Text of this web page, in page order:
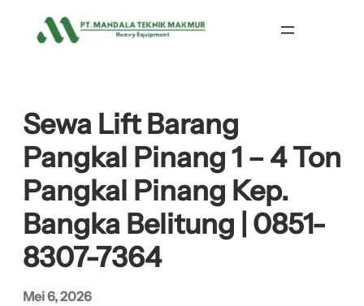
Sewa Lift Barang
Pangkal Pinang 1 – 4 Ton
Pangkal Pinang Kep.
Bangka Belitung | 0851-
8307-7364
Mei 6, 2026